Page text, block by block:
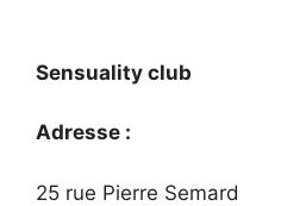
Sensuality club
Adresse :
25 rue Pierre Semard